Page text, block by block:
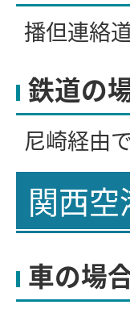
播但連絡
鉄道の
尼崎経由
関西空
車の場